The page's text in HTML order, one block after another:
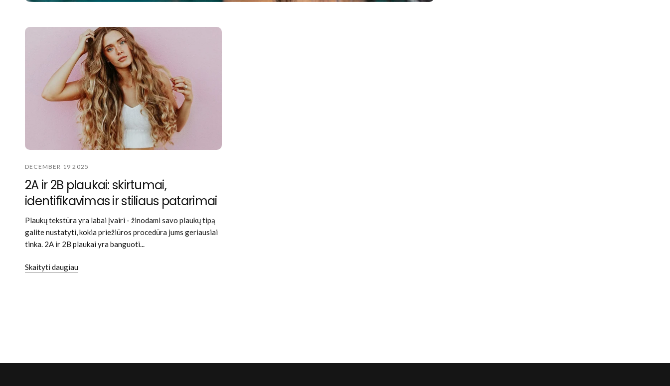
DECEMBER 19 2025
2A ir 2B plaukai: skirtumai,
identifikavimas ir stiliaus patarimai
Plaukų tekstūra yra labai įvairi - žinodami savo plaukų tipą
galite nustatyti, kokia priežiūros procedūra jums geriausiai
tinka. 2A ir 2B plaukai yra banguoti...
Skaityti daugiau